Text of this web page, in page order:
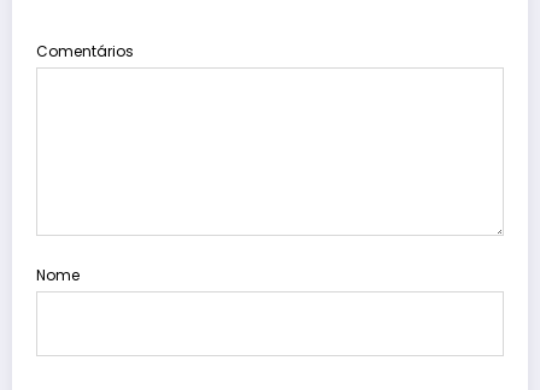
Comentários
Nome